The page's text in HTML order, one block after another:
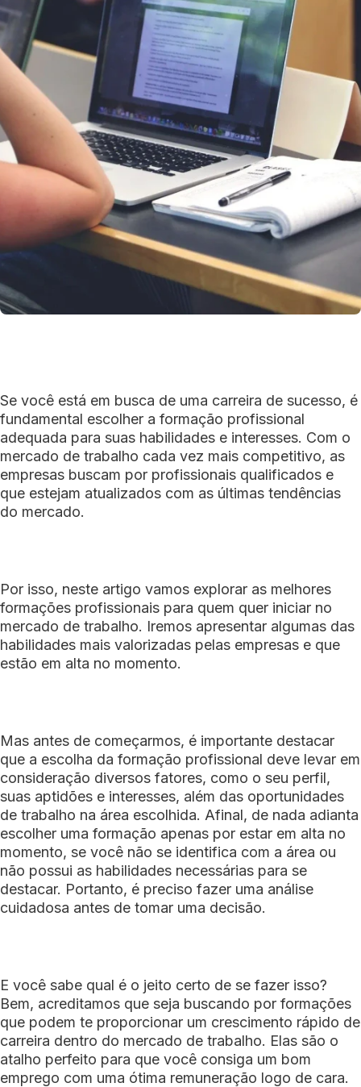
Se você está em busca de uma carreira de sucesso, é
fundamental escolher a formação profissional
adequada para suas habilidades e interesses. Com o
mercado de trabalho cada vez mais competitivo, as
empresas buscam por profissionais qualificados e
que estejam atualizados com as últimas tendências
do mercado.
Por isso, neste artigo vamos explorar as melhores
formações profissionais para quem quer iniciar no
mercado de trabalho. Iremos apresentar algumas das
habilidades mais valorizadas pelas empresas e que
estão em alta no momento.
Mas antes de começarmos, é importante destacar
que a escolha da formação profissional deve levar em
consideração diversos fatores, como o seu perfil,
suas aptidões e interesses, além das oportunidades
de trabalho na área escolhida. Afinal, de nada adianta
escolher uma formação apenas por estar em alta no
momento, se você não se identifica com a área ou
não possui as habilidades necessárias para se
destacar. Portanto, é preciso fazer uma análise
cuidadosa antes de tomar uma decisão.
E você sabe qual é o jeito certo de se fazer isso?
Bem, acreditamos que seja buscando por formações
que podem te proporcionar um crescimento rápido de
carreira dentro do mercado de trabalho. Elas são o
atalho perfeito para que você consiga um bom
emprego com uma ótima remuneração logo de cara.